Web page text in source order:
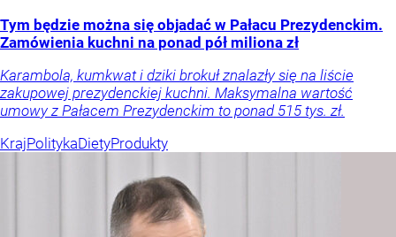
Tym będzie można się objadać w Pałacu Prezydenckim.
Zamówienia kuchni na ponad pół miliona zł
Karambola, kumkwat i dziki brokuł znalazły się na liście
zakupowej prezydenckiej kuchni. Maksymalna wartość
umowy z Pałacem Prezydenckim to ponad 515 tys. zł.
KrajPolitykaDietyProdukty